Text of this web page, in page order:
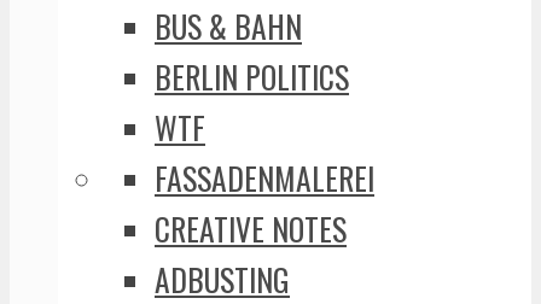
BUS & BAHN
BERLIN POLITICS
WTF
FASSADENMALEREI
CREATIVE NOTES
ADBUSTING